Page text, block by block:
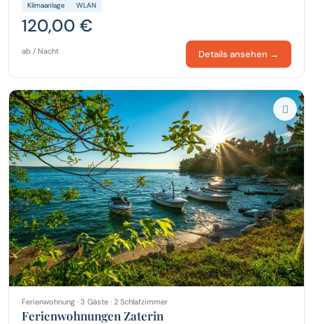
Klimaanlage WLAN
120,00 €
ab / Nacht Details ansehen →
Ferienwohnung · 3 Gäste · 2 Schlafzimmer
Ferienwohnungen Zaterin